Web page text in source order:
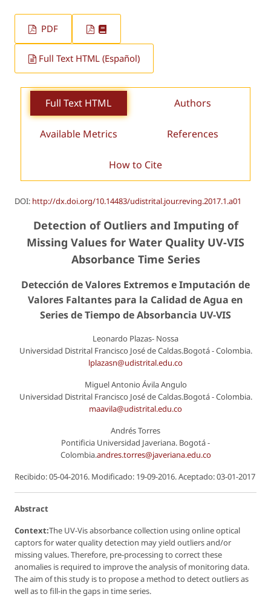
PDF
Full Text HTML (Español)
Full Text HTML Authors
Available Metrics References
How to Cite
DOI: http://dx.doi.org/10.14483/udistrital.jour.reving.2017.1.a01
Detection of Outliers and Imputing of
Missing Values for Water Quality UV-VIS
Absorbance Time Series
Detección de Valores Extremos e Imputación de
Valores Faltantes para la Calidad de Agua en
Series de Tiempo de Absorbancia UV-VIS
Leonardo Plazas- Nossa
Universidad Distrital Francisco José de Caldas.Bogotá - Colombia.
lplazasn@udistrital.edu.co
Miguel Antonio Ávila Angulo
Universidad Distrital Francisco José de Caldas.Bogotá - Colombia.
maavila@udistrital.edu.co
Andrés Torres
Pontificia Universidad Javeriana. Bogotá -
Colombia.andres.torres@javeriana.edu.co
Recibido: 05-04-2016. Modificado: 19-09-2016. Aceptado: 03-01-2017
Abstract
Context:The UV-Vis absorbance collection using online optical
captors for water quality detection may yield outliers and/or
missing values. Therefore, pre-processing to correct these
anomalies is required to improve the analysis of monitoring data.
The aim of this study is to propose a method to detect outliers as
well as to fill-in the gaps in time series.